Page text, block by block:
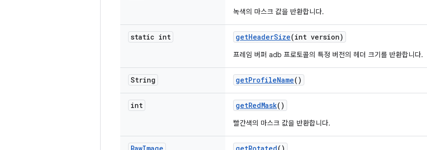
녹색의 마스크 값을 반환합니다.
static int getHeaderSize(int version)
프레임 버퍼 adb 프로토콜의 특정 버전의 헤더 크기를 반환합니다.
String getProfileName()
int getRedMask()
빨간색의 마스크 값을 반환합니다.